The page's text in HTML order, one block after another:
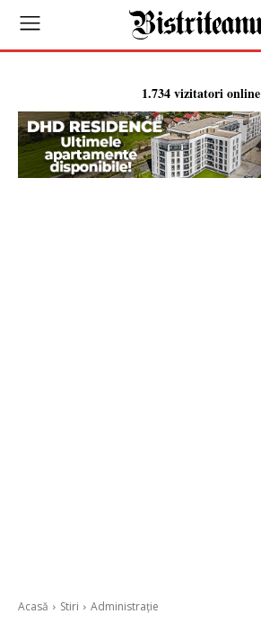
1.734 vizitatori online
Acasă Stiri Administrație